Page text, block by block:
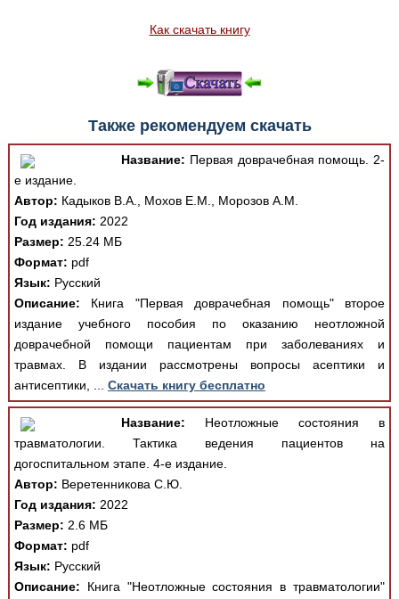
Как скачать книгу
Также рекомендуем скачать
Название: Первая доврачебная помощь. 2-
е издание.
Автор: Кадыков В.А., Мохов Е.М., Морозов А.М.
Год издания: 2022
Размер: 25.24 МБ
Формат: pdf
Язык: Русский
Описание: Книга "Первая доврачебная помощь" второе
издание учебного пособия по оказанию неотложной
доврачебной помощи пациентам при заболеваниях и
травмах. В издании рассмотрены вопросы асептики и
антисептики, ... Скачать книгу бесплатно
Название: Неотложные состояния в
травматологии. Тактика ведения пациентов на
догоспитальном этапе. 4-е издание.
Автор: Веретенникова С.Ю.
Год издания: 2022
Размер: 2.6 МБ
Формат: pdf
Язык: Русский
Описание: Книга "Неотложные состояния в травматологии"